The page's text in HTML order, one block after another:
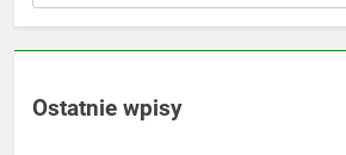
Ostatnie wpisy